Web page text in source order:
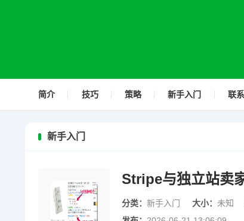
简介 技巧 策略 新手入门 联
新手入门
Stripe与独立站卖
分类： 新手入门 大小： 未知